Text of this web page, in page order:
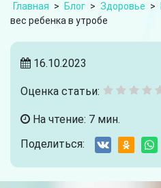
Главная > Блог > Здоровье >
вес ребенка в утробе
16.10.2023
Оценка статьи:
На чтение: 7 мин.
Поделиться: